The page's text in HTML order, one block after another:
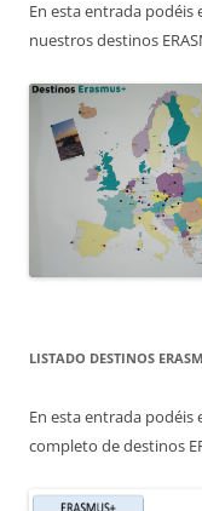
En esta entrada podéis
nuestros destinos
LISTADO DESTINOS
En esta entrada podéis
completo de destinos